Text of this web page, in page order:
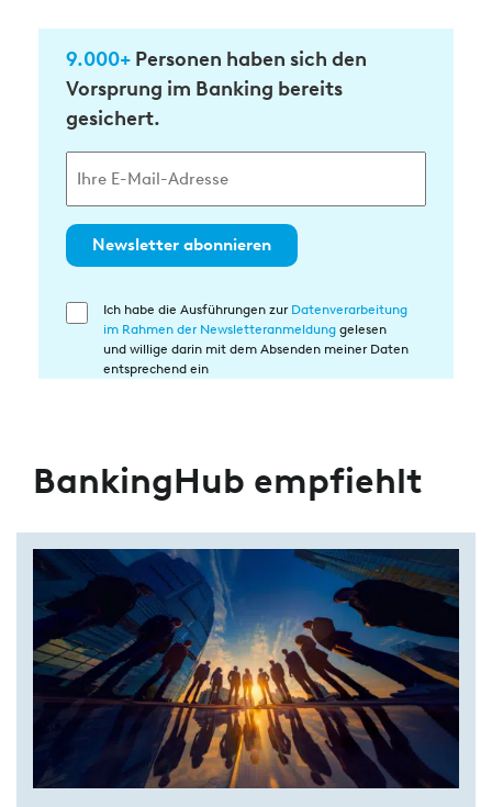
9.000+ Personen haben sich den
Vorsprung im Banking bereits
gesichert.
Newsletter abonnieren
Einwilligung
Ich habe die Ausführungen zur Datenverarbeitung
im Rahmen der Newsletteranmeldung gelesen
und willige darin mit dem Absenden meiner Daten
entsprechend ein
BankingHub empfiehlt